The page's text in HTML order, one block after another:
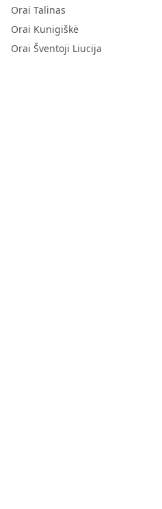
Orai Talinas
Orai Kunigiškė
Orai Šventoji Liucija